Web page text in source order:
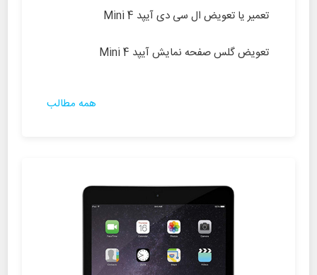
تعمیر یا تعویض ال سی دی آیپد Mini 4
تعویض گلس صفحه نمایش آیپد Mini 4
همه مطالب